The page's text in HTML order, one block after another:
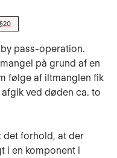
pass-operation.
på grund af en
følge af iltmanglen fik
ved døden ca. to
det forhold, at der
i en komponent i